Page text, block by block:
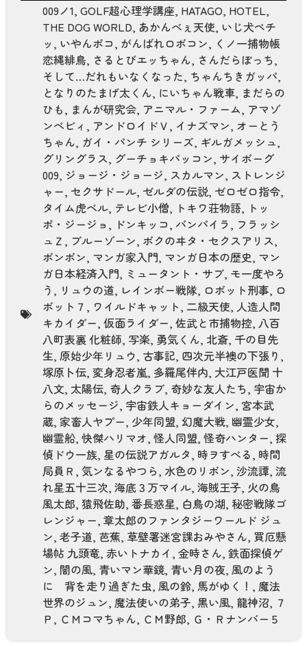
009ノ1, GOLF超心理学講座, HATAGO, HOTEL,
THE DOG WORLD, あかんべぇ天使, いじ犬ペチ
ッ , いやんポコ, がんばれロボコン, くノ一捕物帳
恋縄緋鳥, さるとびエッちゃん, さんだらぼっち,
そして…だれもいなくなった, ちゃんちきガッパ,
となりのたまげ太くん, にいちゃん戦車, まだらの
ひも, まんが研究会, アニマル・ファーム, アマゾ
ンベビィ , アンドロイドＶ, イナズマン, オーとう
ちゃん, ガイ・パンチ シリーズ, ギルガメッシュ,
グリングラス, グーチョキパッコン, サイボーグ
009, ジョージ・ジョージ, スカルマン, ストレンジ
ャー, セクサドール, ゼルダの伝説, ゼロゼロ指令,
タイム虎ベル, テレビ小僧, トキワ荘物語, トッ
ポ・ジージョ , ドンキッコ, バンパイラ, フラッシ
ュＺ , ブルーゾーン, ボクのヰタ・セクスアリス,
ボンボン, マンガ家入門, マンガ日本の歴史, マン
ガ日本経済入門, ミュータント・サブ, モ一度やろ
う , リュウの道, レインボー戦隊, ロボット刑事, ロ
ボット７ , ワイルドキャット, 二級天使, 人造人間
キカイダー, 仮面ライダー, 佐武と市捕物控, 八百
八町表裏 化粧師, 写楽, 勇気くん, 北斎, 千の目先
生, 原始少年リュウ, 古事記, 四次元半襖の下張り ,
塚原卜伝, 変身忍者嵐, 多羅尾伴内, 大江戸医聞 十
八文, 太陽伝, 奇人クラブ, 奇妙な友人たち, 宇宙か
らのメッセージ, 宇宙鉄人キョーダイン, 宮本武
蔵, 家畜人ヤプー, 少年同盟, 幻魔大戦, 幽霊少女,
幽霊船, 快傑ハリマオ, 怪人同盟, 怪奇ハンター, 探
偵ドウ一族, 星の伝説アガルタ, 時ヲすべる, 時間
局員Ｒ , 気ンなるやつら, 水色のリボン, 沙流譚, 流
れ星五十三次, 海底３万マイル, 海賊王子, 火の鳥
風太郎, 猿飛佐助, 番長惑星, 白鳥の湖, 秘密戦隊ゴ
レンジャー, 章太郎のファンタジーワールド ジュ
ン, 老子道, 芭蕉, 草壁署迷宮課おみやさん, 買厄懸
場帖 九頭竜, 赤いトナカイ , 金時さん, 鉄面探偵ゲ
ン, 闇の風, 青いマン華鏡, 青い月の夜, 風のよう
に 背を走り過ぎた虫, 風の鈴, 馬がゆく！ , 魔法
世界のジュン, 魔法使いの弟子, 黒い風, 龍神沼, ７
Ｐ , ＣＭコマちゃん, ＣＭ野郎, Ｇ・Ｒナンバー５